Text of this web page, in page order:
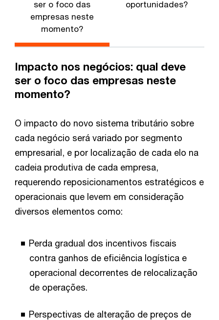
ser o foco das
empresas neste
momento?
oportunidades?
Impacto nos negócios: qual deve
ser o foco das empresas neste
momento?
O impacto do novo sistema tributário sobre
cada negócio será variado por segmento
empresarial, e por localização de cada elo na
cadeia produtiva de cada empresa,
requerendo reposicionamentos estratégicos e
operacionais que levem em consideração
diversos elementos como:
Perda gradual dos incentivos fiscais
contra ganhos de eficiência logística e
operacional decorrentes de relocalização
de operações.
Perspectivas de alteração de preços de